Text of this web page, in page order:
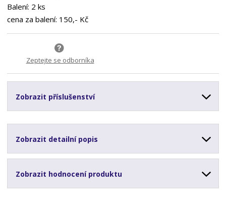
Balení: 2 ks
cena za balení: 150,- Kč
Zeptejte se odborníka
Zobrazit příslušenství
Zobrazit detailní popis
Zobrazit hodnocení produktu